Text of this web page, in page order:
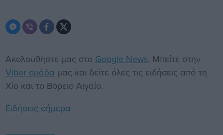
Ακολουθήστε μας στο Google News. Μπείτε στην
Viber ομάδα μας και δείτε όλες τις ειδήσεις από τη
Χίο και το Βόρειο Αιγαίο.
Ειδήσεις σήμερα